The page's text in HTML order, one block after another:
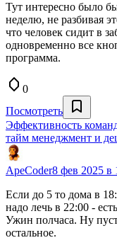
Тут интересно было
неделю, не разбивая
что человек сидит в
одновременно все
программа.
0
Посмотреть
Эффективность
тайм менеджмент и
ApeCoder8 фев 2025 в
Если до 5 то дома в
надо лечь в 22:00 -
Ужин полчаса. Ну
остальное.